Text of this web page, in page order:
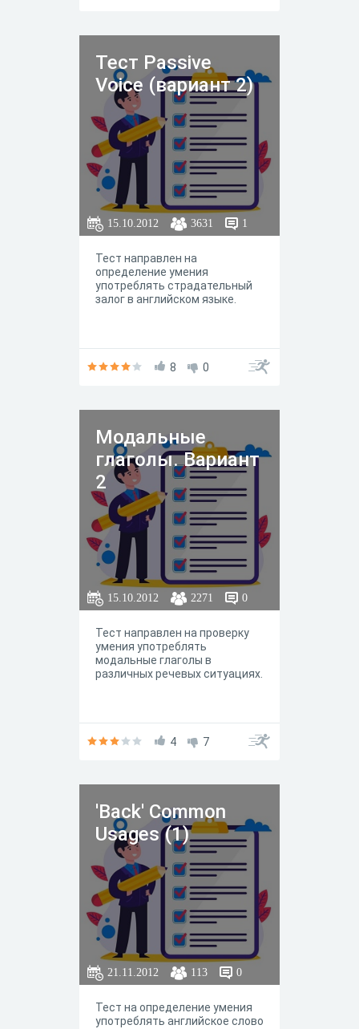
Тест Passive
Voice (вариант 2)
15.10.2012 3631 1
Тест направлен на
определение умения
употреблять страдательный
залог в английском языке.
8 0
Модальные
глаголы. Вариант
2
15.10.2012 2271 0
Тест направлен на проверку
умения употреблять
модальные глаголы в
различных речевых ситуациях.
4 7
'Back' Common
Usages (1)
21.11.2012 113 0
Тест на определение умения
употреблять английское слово